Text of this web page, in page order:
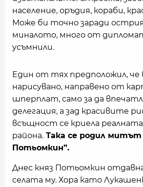
население, оръдия, кораби,
Може би точно заради
миналото, много от
усъмнили.
Един от тях предположил, че
нарисувано, направено от
шперплат, само за да
делегация, а зад красивите
всъщност се криела
района. Така се родил митът
Потьомкин”.
Днес княз Потьомкин
селата му. Хора като